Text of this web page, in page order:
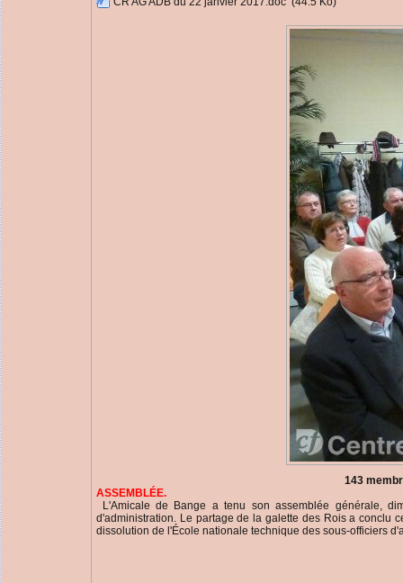
143 membres à
ASSEMBLÉE.
L'Amicale de Bange a tenu son assemblée générale,
d'administration. Le partage de la galette des Rois a conclu
dissolution de l'École nationale technique des sous-officiers